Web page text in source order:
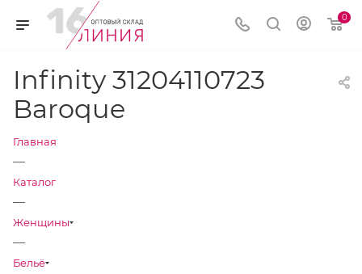
0
Infinity 31204110723
Baroque
Главная
—
Каталог
—
Женщины
—
Бельё